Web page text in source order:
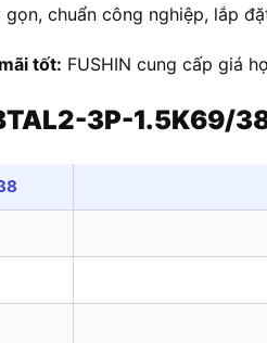
gọn, chuẩn công nghiệp, lắp
tốt: FUSHIN cung cấp giá
3P-1.5K69/